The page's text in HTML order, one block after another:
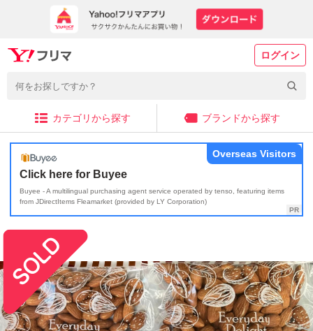
ログイン
カテゴリから探す ブランドから探す
Click here for Buyee
Buyee - A multilingual purchasing agent service operated by tenso, featuring items
from JDirectItems Fleamarket (provided by LY Corporation)
Overseas Visitors